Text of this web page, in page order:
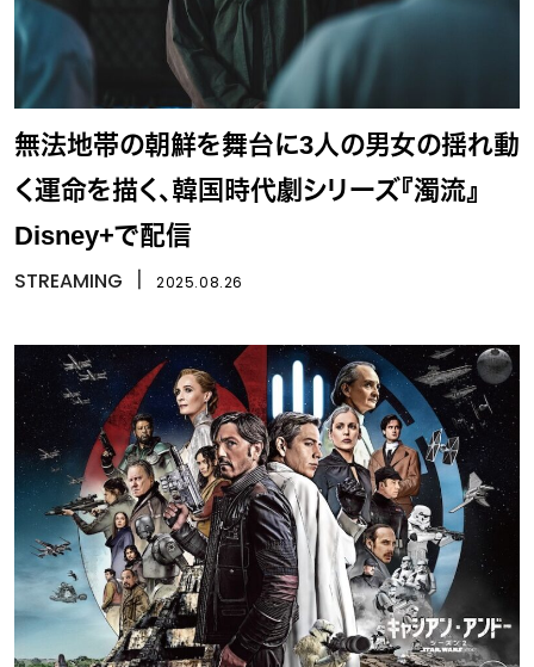
無法地帯の朝鮮を舞台に3人の男女の揺れ動
く運命を描く、韓国時代劇シリーズ『濁流』
Disney+で配信
STREAMING 2025.08.26